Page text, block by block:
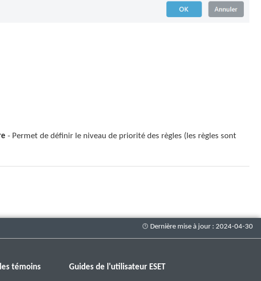
- Permet de définir le niveau de priorité des règles (les règles sont
témoins Guides de l'utilisateur ESET